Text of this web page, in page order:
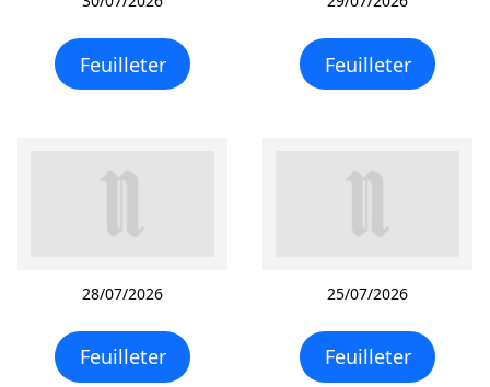
Feuilleter Feuilleter
28/07/2026
Feuilleter
25/07/2026
Feuilleter